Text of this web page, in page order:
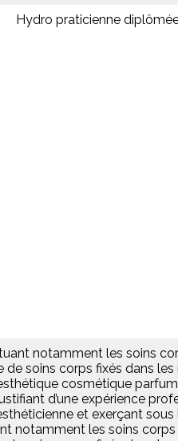
Hydro praticienne
notamment les soins
soins corps fixés dans
cosmétique
d’une expérience
et exerçant
notamment les soins